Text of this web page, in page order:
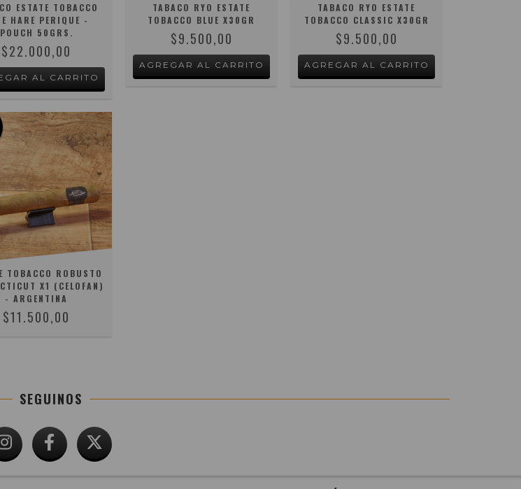
ESTATE TOBACCO
HARE PERIQUE -
POUCH 50GRS.
$22.000,00
TABACO RYO ESTATE
TOBACCO BLUE X30GR
$9.500,00
TABACO RYO ESTATE
TOBACCO CLASSIC X30GR
$9.500,00
TOBACCO ROBUSTO
X1 (CELOFAN)
- ARGENTINA
$11.500,00
SEGUINOS